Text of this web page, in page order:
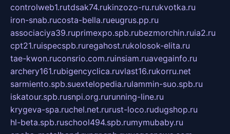
controlweb1.rutdsak74.rukinzozo-ru.rukvotka.ru
iron-snab.rucosta-bella.rueugrus.pp.ru
associaciya39.ruprimexpo.spb.rubezmorchin.ruia2.ru
cpt21.ruispecspb.ruregahost.rukolosok-elita.ru
tae-kwon.ruconsrio.com.ruinsiam.ruavegainfo.ru
archery161.rubigencyclica.ruvlast16.rukorru.net
sarmiento.spb.suextelopedia.rulammin-suo.spb.ru
iskatour.spb.rusnpi.org.rurunning-line.ru
krygeva-spa.ruchel.net.rurust-loco.rudugshop.ru
hl-beta.spb.ruschool494.spb.rumymubaby.ru